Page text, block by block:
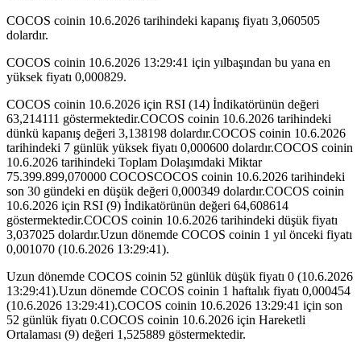
COCOS coinin 10.6.2026 tarihindeki kapanış fiyatı 3,060505
dolardır.
COCOS coinin 10.6.2026 13:29:41 için yılbaşından bu yana en
yüksek fiyatı 0,000829.
COCOS coinin 10.6.2026 için RSI (14) İndikatörünün değeri
63,214111 göstermektedir.COCOS coinin 10.6.2026 tarihindeki
dünkü kapanış değeri 3,138198 dolardır.COCOS coinin 10.6.2026
tarihindeki 7 günlük yüksek fiyatı 0,000600 dolardır.COCOS coinin
10.6.2026 tarihindeki Toplam Dolaşımdaki Miktar
75.399.899,070000 COCOSCOCOS coinin 10.6.2026 tarihindeki
son 30 gündeki en düşük değeri 0,000349 dolardır.COCOS coinin
10.6.2026 için RSI (9) İndikatörünün değeri 64,608614
göstermektedir.COCOS coinin 10.6.2026 tarihindeki düşük fiyatı
3,037025 dolardır.Uzun dönemde COCOS coinin 1 yıl önceki fiyatı
0,001070 (10.6.2026 13:29:41).
Uzun dönemde COCOS coinin 52 günlük düşük fiyatı 0 (10.6.2026
13:29:41).Uzun dönemde COCOS coinin 1 haftalık fiyatı 0,000454
(10.6.2026 13:29:41).COCOS coinin 10.6.2026 13:29:41 için son
52 günlük fiyatı 0.COCOS coinin 10.6.2026 için Hareketli
Ortalaması (9) değeri 1,525889 göstermektedir.